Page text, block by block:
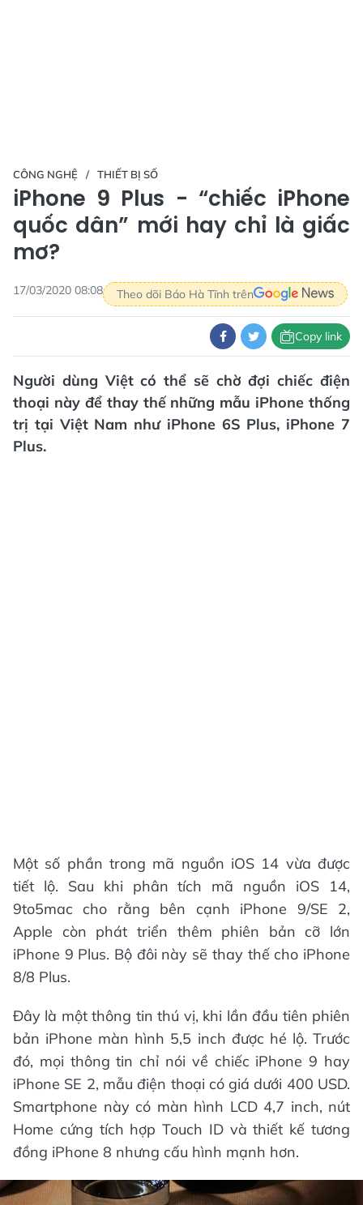
CÔNG NGHỆ THIẾT BỊ SỐ
iPhone 9 Plus - “chiếc iPhone
quốc dân” mới hay chỉ là giấc
mơ?
17/03/2020 08:08 Theo dõi Báo Hà Tĩnh trên
Copy link
Người dùng Việt có thể sẽ chờ đợi chiếc điện
thoại này để thay thế những mẫu iPhone thống
trị tại Việt Nam như iPhone 6S Plus, iPhone 7
Plus.
Một số phần trong mã nguồn iOS 14 vừa được
tiết lộ. Sau khi phân tích mã nguồn iOS 14,
9to5mac cho rằng bên cạnh iPhone 9/SE 2,
Apple còn phát triển thêm phiên bản cỡ lớn
iPhone 9 Plus. Bộ đôi này sẽ thay thế cho iPhone
8/8 Plus.
Đây là một thông tin thú vị, khi lần đầu tiên phiên
bản iPhone màn hình 5,5 inch được hé lộ. Trước
đó, mọi thông tin chỉ nói về chiếc iPhone 9 hay
iPhone SE 2, mẫu điện thoại có giá dưới 400 USD.
Smartphone này có màn hình LCD 4,7 inch, nút
Home cứng tích hợp Touch ID và thiết kế tương
đồng iPhone 8 nhưng cấu hình mạnh hơn.